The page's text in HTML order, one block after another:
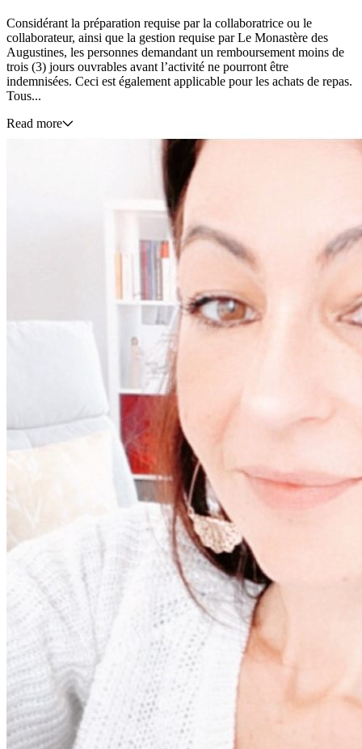
Considérant la préparation requise par la collaboratrice ou le
collaborateur, ainsi que la gestion requise par Le Monastère des
Augustines, les personnes demandant un remboursement moins de
trois (3) jours ouvrables avant l’activité ne pourront être
indemnisées. Ceci est également applicable pour les achats de repas.
Tous...
Read more